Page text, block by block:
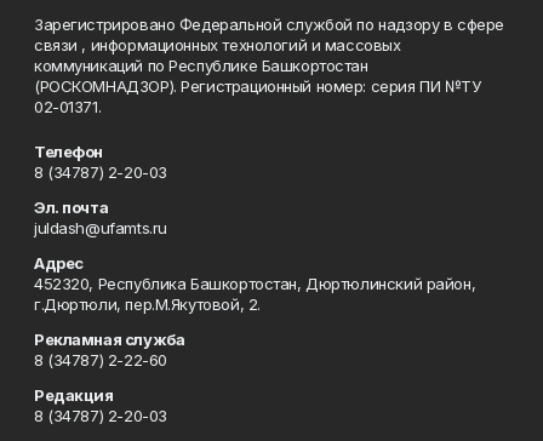
Зарегистрировано Федеральной службой по надзору в сфере
связи , информационных технологий и массовых
коммуникаций по Республике Башкортостан
(РОСКОМНАДЗОР). Регистрационный номер: серия ПИ №ТУ
02-01371.
Телефон
8 (34787) 2-20-03
Эл. почта
juldash@ufamts.ru
Адрес
452320, Республика Башкортостан, Дюртюлинский район,
г.Дюртюли, пер.М.Якутовой, 2.
Рекламная служба
8 (34787) 2-22-60
Редакция
8 (34787) 2-20-03